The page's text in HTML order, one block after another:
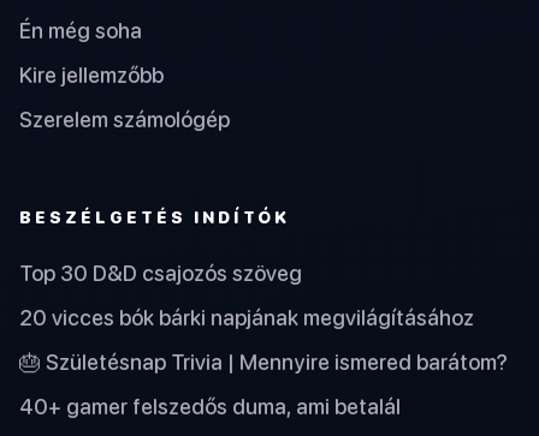
Én még soha
Kire jellemzőbb
Szerelem számológép
BESZÉLGETÉS INDÍTÓK
Top 30 D&D csajozós szöveg
20 vicces bók bárki napjának megvilágításához
🎂 Születésnap Trivia | Mennyire ismered barátom?
40+ gamer felszedős duma, ami betalál